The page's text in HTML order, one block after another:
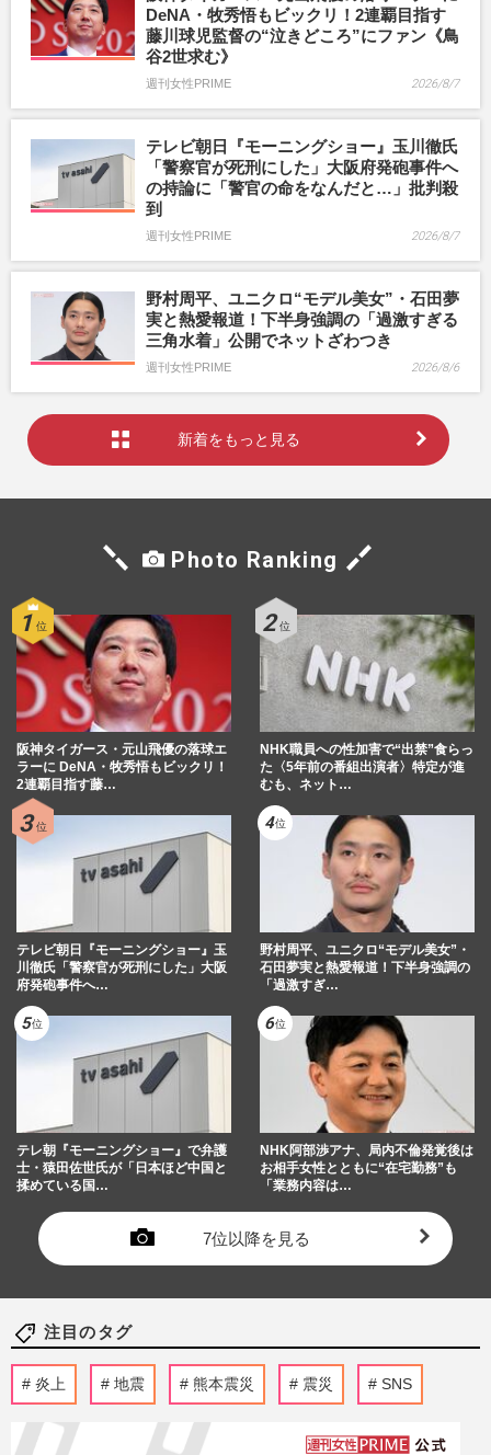
DeNA・牧秀悟もビックリ！2連覇目指す
藤川球児監督の“泣きどころ”にファン《鳥
谷2世求む》
週刊女性PRIME 2026/8/7
テレビ朝日『モーニングショー』玉川徹氏
「警察官が死刑にした」大阪府発砲事件へ
の持論に「警官の命をなんだと…」批判殺
到
週刊女性PRIME 2026/8/7
野村周平、ユニクロ“モデル美女”・石田夢
実と熱愛報道！下半身強調の「過激すぎる
三角水着」公開でネットざわつき
週刊女性PRIME 2026/8/6
新着をもっと見る
Photo Ranking
阪神タイガース・元山飛優の落球エ
ラーに DeNA・牧秀悟もビックリ！
2連覇目指す藤…
NHK職員への性加害で“出禁”食らっ
た〈5年前の番組出演者〉特定が進
むも、ネット…
テレビ朝日『モーニングショー』玉
川徹氏「警察官が死刑にした」大阪
府発砲事件へ…
野村周平、ユニクロ“モデル美女”・
石田夢実と熱愛報道！下半身強調の
「過激すぎ…
テレ朝『モーニングショー』で弁護
士・猿田佐世氏が「日本ほど中国と
揉めている国…
NHK阿部渉アナ、局内不倫発覚後は
お相手女性とともに“在宅勤務”も
「業務内容は…
7位以降を見る
注目のタグ
炎上 地震 熊本震災 震災 SNS